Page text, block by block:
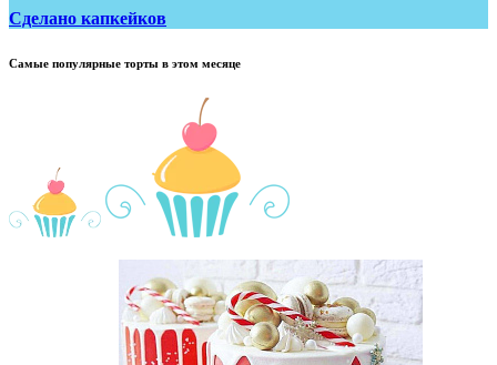
Сделано капкейков
Самые популярные торты в этом месяце